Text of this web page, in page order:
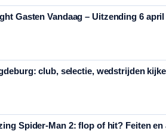
Gasten Vandaag – Uitzending 6
club, selectie, wedstrijden
Spider-Man 2: flop of hit? Feiten en